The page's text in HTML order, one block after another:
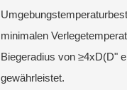
minimalen
Biegeradius von ≥4xD(D"
gewährleistet.